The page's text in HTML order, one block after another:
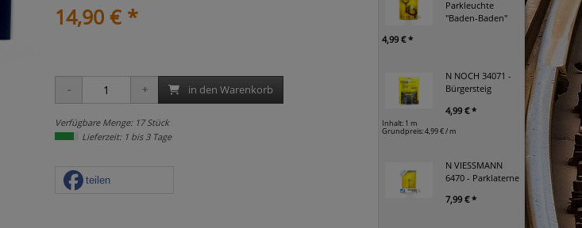
14,90 € *
in den Warenkorb
Verfügbare Menge: 17 Stück
Lieferzeit: 1 bis 3 Tage
teilen
Parkleuchte
"Baden-Baden"
4,99 € *
N NOCH 34071 -
Bürgersteig
4,99 € *
Inhalt: 1 m
Grundpreis:4,99 € / m
N VIESSMANN
6470 - Parklaterne
7,99 € *